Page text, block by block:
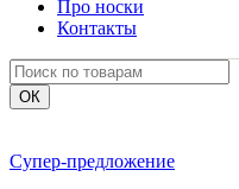
Про носки
Контакты
Супер-предложение